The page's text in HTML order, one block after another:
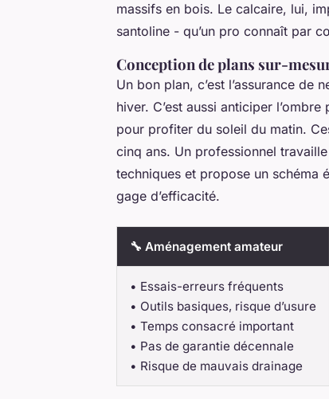
massifs en bois. Le calcaire, lui,
santoline - qu’un pro connaît par
Conception de plans sur-
Un bon plan, c’est l’assurance de
hiver. C’est aussi anticiper
pour profiter du soleil du matin.
cinq ans. Un professionnel
techniques et propose un schéma
gage d’efficacité.
🔧 Aménagement amateur
• Essais-erreurs fréquents
• Outils basiques, risque d’usure
• Temps consacré important
• Pas de garantie décennale
• Risque de mauvais drainage